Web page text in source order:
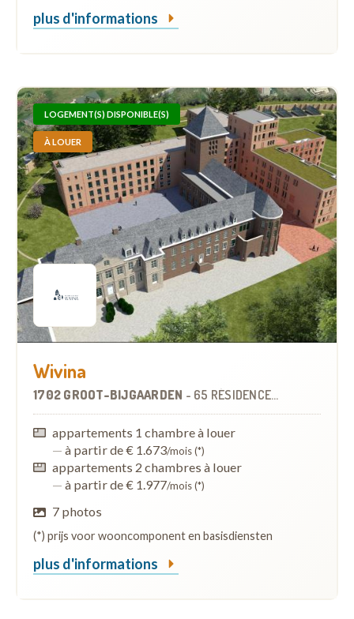
plus d'informations
LOGEMENT(S) DISPONIBLE(S)
À LOUER
Wivina
1702 GROOT-BIJGAARDEN - 65 RÉSIDENCES-SERVICES
appartements 1 chambre à louer
— à partir de € 1.673/mois (*)
appartements 2 chambres à louer
— à partir de € 1.977/mois (*)
7 photos
(*) prijs voor wooncomponent en basisdiensten
plus d'informations